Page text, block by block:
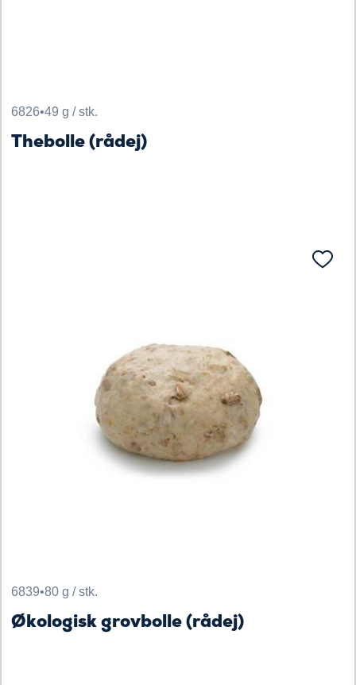
6826•49 g / stk.
Thebolle (rådej)
6839•80 g / stk.
Økologisk grovbolle (rådej)